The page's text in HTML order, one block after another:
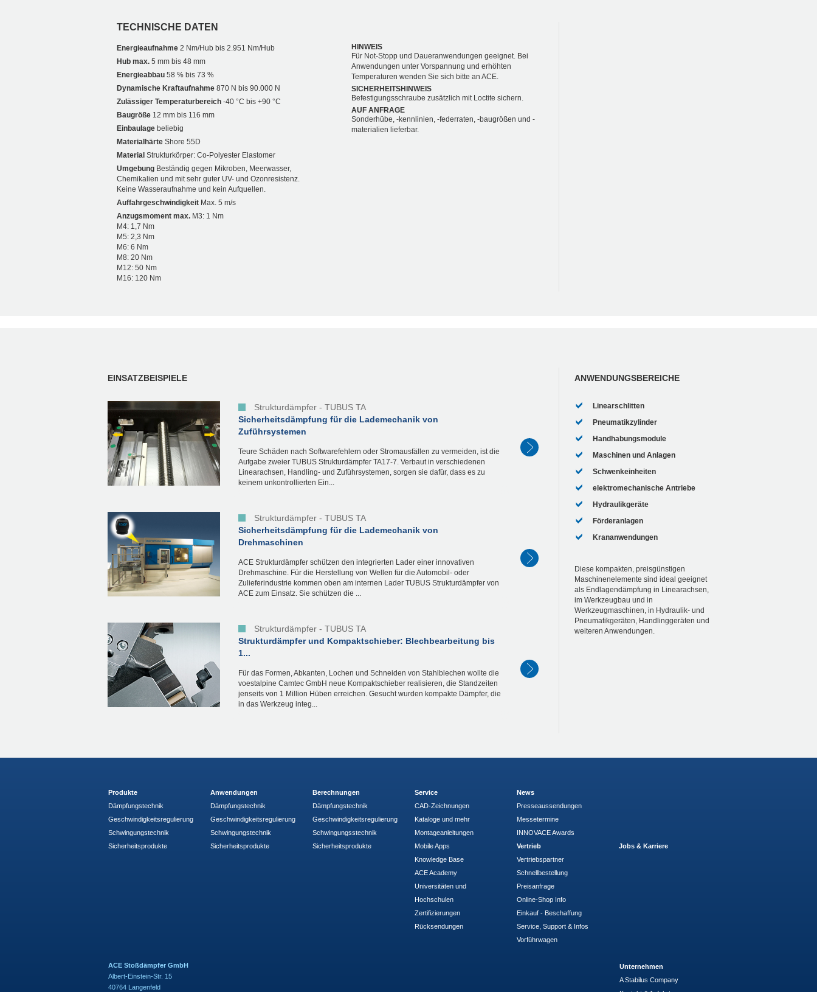
TECHNISCHE DATEN
Energieaufnahme 2 Nm/Hub bis 2.951 Nm/Hub
Hub max. 5 mm bis 48 mm
Energieabbau 58 % bis 73 %
Dynamische Kraftaufnahme 870 N bis 90.000 N
Zulässiger Temperaturbereich -40 °C bis +90 °C
Baugröße 12 mm bis 116 mm
Einbaulage beliebig
Materialhärte Shore 55D
Material Strukturkörper: Co-Polyester Elastomer
Umgebung Beständig gegen Mikroben, Meerwasser,
Chemikalien und mit sehr guter UV- und Ozonresistenz.
Keine Wasseraufnahme und kein Aufquellen.
Auffahrgeschwindigkeit Max. 5 m/s
Anzugsmoment max. M3: 1 Nm
M4: 1,7 Nm
M5: 2,3 Nm
M6: 6 Nm
M8: 20 Nm
M12: 50 Nm
M16: 120 Nm
HINWEIS
Für Not-Stopp und Daueranwendungen geeignet. Bei
Anwendungen unter Vorspannung und erhöhten
Temperaturen wenden Sie sich bitte an ACE.
SICHERHEITSHINWEIS
Befestigungsschraube zusätzlich mit Loctite sichern.
AUF ANFRAGE
Sonderhübe, -kennlinien, -federraten, -baugrößen und -
materialien lieferbar.
EINSATZBEISPIELE
Strukturdämpfer - TUBUS TA
Sicherheitsdämpfung für die Lademechanik von
Zuführsystemen
Teure Schäden nach Softwarefehlern oder Stromausfällen zu vermeiden, ist die
Aufgabe zweier TUBUS Strukturdämpfer TA17-7. Verbaut in verschiedenen
Linearachsen, Handling- und Zuführsystemen, sorgen sie dafür, dass es zu
keinem unkontrollierten Ein...
Strukturdämpfer - TUBUS TA
Sicherheitsdämpfung für die Lademechanik von
Drehmaschinen
ACE Strukturdämpfer schützen den integrierten Lader einer innovativen
Drehmaschine. Für die Herstellung von Wellen für die Automobil- oder
Zulieferindustrie kommen oben am internen Lader TUBUS Strukturdämpfer von
ACE zum Einsatz. Sie schützen die ...
Strukturdämpfer - TUBUS TA
Strukturdämpfer und Kompaktschieber: Blechbearbeitung bis
1...
Für das Formen, Abkanten, Lochen und Schneiden von Stahlblechen wollte die
voestalpine Camtec GmbH neue Kompaktschieber realisieren, die Standzeiten
jenseits von 1 Million Hüben erreichen. Gesucht wurden kompakte Dämpfer, die
in das Werkzeug integ...
ANWENDUNGSBEREICHE
Linearschlitten
Pneumatikzylinder
Handhabungsmodule
Maschinen und Anlagen
Schwenkeinheiten
elektromechanische Antriebe
Hydraulikgeräte
Förderanlagen
Krananwendungen
Diese kompakten, preisgünstigen
Maschinenelemente sind ideal geeignet
als Endlagendämpfung in Linearachsen,
im Werkzeugbau und in
Werkzeugmaschinen, in Hydraulik- und
Pneumatikgeräten, Handlinggeräten und
weiteren Anwendungen.
Produkte
Dämpfungstechnik
Geschwindigkeitsregulierung
Schwingungstechnik
Sicherheitsprodukte
Anwendungen
Dämpfungstechnik
Geschwindigkeitsregulierung
Schwingungstechnik
Sicherheitsprodukte
Berechnungen
Dämpfungstechnik
Geschwindigkeitsregulierung
Schwingungsstechnik
Sicherheitsprodukte
Service
CAD-Zeichnungen
Kataloge und mehr
Montageanleitungen
Mobile Apps
Knowledge Base
ACE Academy
Universitäten und
Hochschulen
Zertifizierungen
Rücksendungen
News
Presseaussendungen
Messetermine
INNOVACE Awards
Vertrieb
Vertriebspartner
Schnellbestellung
Preisanfrage
Online-Shop Info
Einkauf - Beschaffung
Service, Support & Infos
Vorführwagen
Jobs & Karriere
ACE Stoßdämpfer GmbH
Albert-Einstein-Str. 15
40764 Langenfeld
Unternehmen
A Stabilus Company